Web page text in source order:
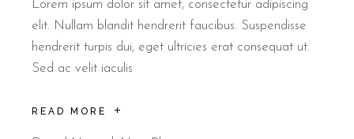
Lorem ipsum dolor sit amet, consectetur adipiscing
elit. Nullam blandit hendrerit faucibus. Suspendisse
hendrerit turpis dui, eget ultricies erat consequat ut.
Sed ac velit iaculis
READ MORE